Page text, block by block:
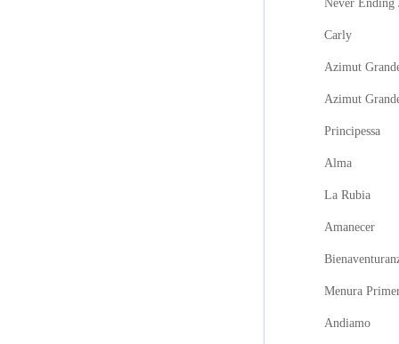
Never Ending
Carly
Azimut
Azimut
Principessa
Alma
La Rubia
Amanecer
Menura
Andiamo